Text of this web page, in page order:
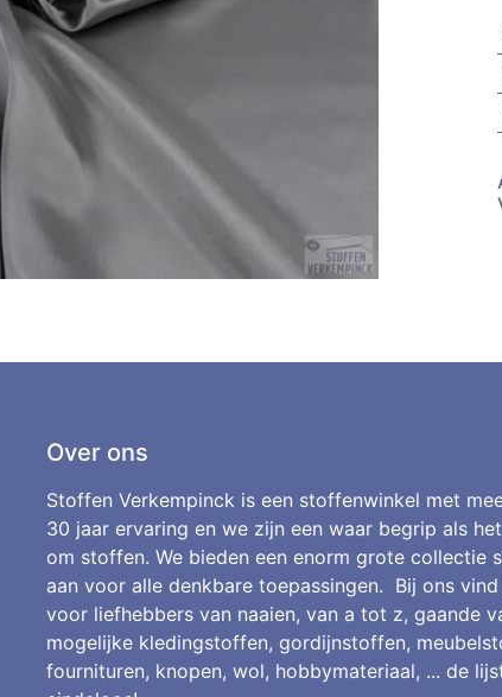
Over ons
Stoffen Verkempinck is een stoffenwinkel met
30 jaar ervaring en we zijn een waar begrip als
om stoffen. We bieden een enorm grote collectie
aan voor alle denkbare toepassingen. Bij ons
voor liefhebbers van naaien, van a tot z, gaande
mogelijke kledingstoffen, gordijnstoffen,
fournituren, knopen, wol, hobbymateriaal, ... de